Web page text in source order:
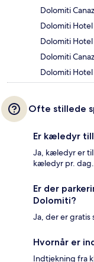
Dolomiti
Dolomiti Hotel
Dolomiti Hotel
Dolomiti
Dolomiti Hotel
Ofte stillede
Er kæledyr
Ja, kæledyr er
kæledyr pr.
Er der
Dolomiti?
Ja, der er
Hvornår er
Indtjekning fra